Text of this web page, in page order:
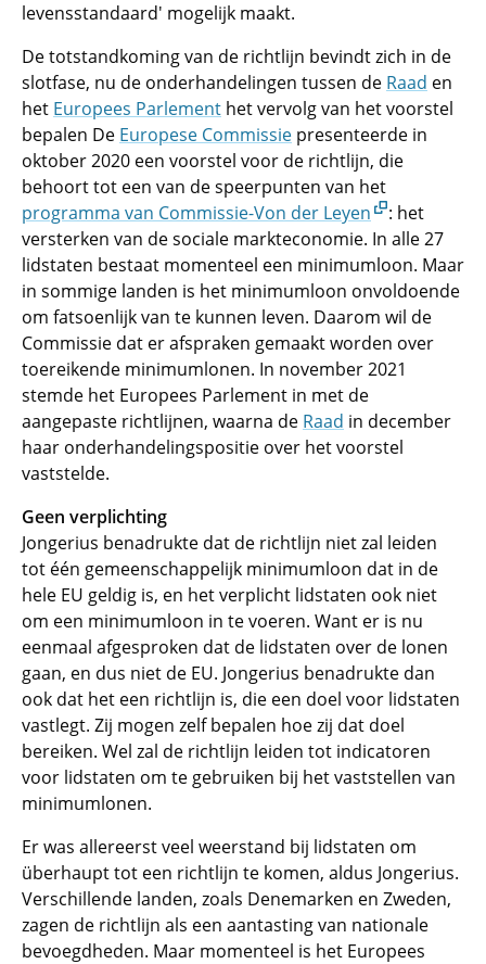
levensstandaard' mogelijk maakt.
De totstandkoming van de richtlijn bevindt zich in de
slotfase, nu de onderhandelingen tussen de Raad en
het Europees Parlement het vervolg van het voorstel
bepalen De Europese Commissie presenteerde in
oktober 2020 een voorstel voor de richtlijn, die
behoort tot een van de speerpunten van het
programma van Commissie-Von der Leyen
: het
versterken van de sociale markteconomie. In alle 27
lidstaten bestaat momenteel een minimumloon. Maar
in sommige landen is het minimumloon onvoldoende
om fatsoenlijk van te kunnen leven. Daarom wil de
Commissie dat er afspraken gemaakt worden over
toereikende minimumlonen. In november 2021
stemde het Europees Parlement in met de
aangepaste richtlijnen, waarna de Raad in december
haar onderhandelingspositie over het voorstel
vaststelde.
Geen verplichting
Jongerius benadrukte dat de richtlijn niet zal leiden
tot één gemeenschappelijk minimumloon dat in de
hele EU geldig is, en het verplicht lidstaten ook niet
om een minimumloon in te voeren. Want er is nu
eenmaal afgesproken dat de lidstaten over de lonen
gaan, en dus niet de EU. Jongerius benadrukte dan
ook dat het een richtlijn is, die een doel voor lidstaten
vastlegt. Zij mogen zelf bepalen hoe zij dat doel
bereiken. Wel zal de richtlijn leiden tot indicatoren
voor lidstaten om te gebruiken bij het vaststellen van
minimumlonen.
Er was allereerst veel weerstand bij lidstaten om
überhaupt tot een richtlijn te komen, aldus Jongerius.
Verschillende landen, zoals Denemarken en Zweden,
zagen de richtlijn als een aantasting van nationale
bevoegdheden. Maar momenteel is het Europees